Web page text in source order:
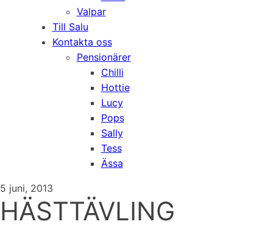
Valpar
Till Salu
Kontakta oss
Pensionärer
Chilli
Hottie
Lucy
Pops
Sally
Tess
Ässa
5 juni, 2013
HÄSTTÄVLING